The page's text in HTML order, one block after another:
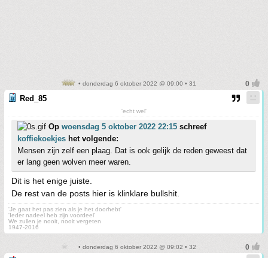
• donderdag 6 oktober 2022 @ 09:00 • 31
Red_85
'echt wel'
Op woensdag 5 oktober 2022 22:15 schreef
koffiekoekjes het volgende:
Mensen zijn zelf een plaag. Dat is ook gelijk de reden geweest dat
er lang geen wolven meer waren.
Dit is het enige juiste.
De rest van de posts hier is klinklare bullshit.
'Je gaat het pas zien als je het doorhebt'
'Ieder nadeel heb zijn voordeel'
We zullen je nooit, nooit vergeten
1947-2016
• donderdag 6 oktober 2022 @ 09:02 • 32